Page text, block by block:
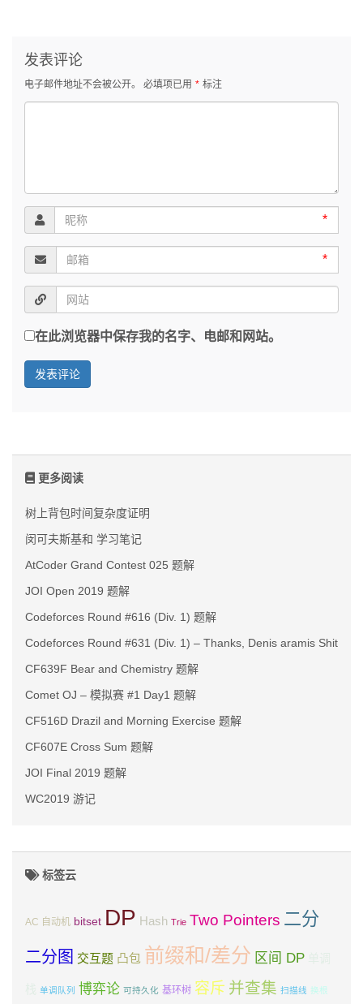
发表评论
电子邮件地址不会被公开。 必填项已用 * 标注
*
*
在此浏览器中保存我的名字、电邮和网站。
更多阅读
树上背包时间复杂度证明
闵可夫斯基和 学习笔记
AtCoder Grand Contest 025 题解
JOI Open 2019 题解
Codeforces Round #616 (Div. 1) 题解
Codeforces Round #631 (Div. 1) – Thanks, Denis aramis Shitov!
CF639F Bear and Chemistry 题解
Comet OJ – 模拟赛 #1 Day1 题解
CF516D Drazil and Morning Exercise 题解
CF607E Cross Sum 题解
JOI Final 2019 题解
WC2019 游记
标签云
AC 自动机 bitset DP Hash Trie Two Pointers 二分
二分图 交互题 凸包 前缀和/差分 区间 DP
单调队列 博弈论 可持久化 基环树 容斥 并查集 扫描线 换根